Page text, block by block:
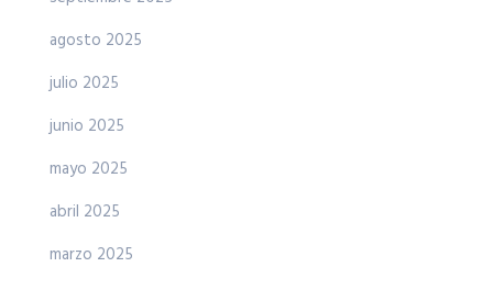
agosto 2025
julio 2025
junio 2025
mayo 2025
abril 2025
marzo 2025